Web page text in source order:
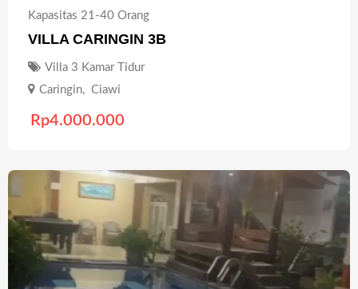
Kapasitas 21-40 Orang
VILLA CARINGIN 3B
Villa 3 Kamar Tidur
Caringin, Ciawi
Rp4.000.000